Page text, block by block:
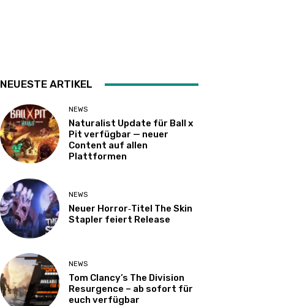
NEUESTE ARTIKEL
NEWS
Naturalist Update für Ball x
Pit verfügbar — neuer
Content auf allen
Plattformen
NEWS
Neuer Horror‑Titel The Skin
Stapler feiert Release
NEWS
Tom Clancy’s The Division
Resurgence – ab sofort für
euch verfügbar